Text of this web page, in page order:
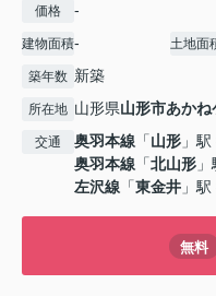
価格 -
建物面積- 土地面
築年数 新築
所在地 山形県山形市あかね
交通 奥羽本線 「山形 」
奥羽本線 「北山形
左沢線 「東金井 」
無料